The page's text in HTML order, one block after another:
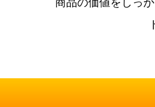
商品の価値をしっ